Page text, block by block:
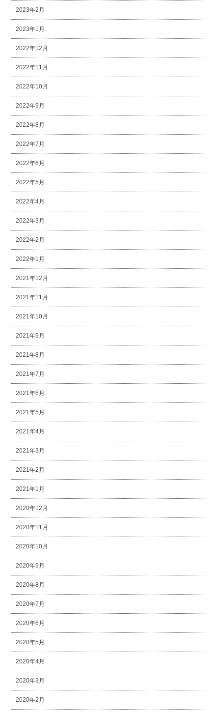
2023年2月
2023年1月
2022年12月
2022年11月
2022年10月
2022年9月
2022年8月
2022年7月
2022年6月
2022年5月
2022年4月
2022年3月
2022年2月
2022年1月
2021年12月
2021年11月
2021年10月
2021年9月
2021年8月
2021年7月
2021年6月
2021年5月
2021年4月
2021年3月
2021年2月
2021年1月
2020年12月
2020年11月
2020年10月
2020年9月
2020年8月
2020年7月
2020年6月
2020年5月
2020年4月
2020年3月
2020年2月